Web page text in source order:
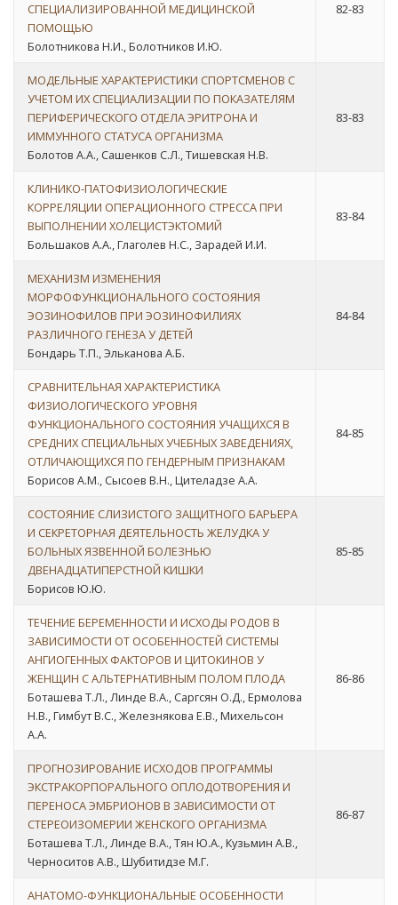
СПЕЦИАЛИЗИРОВАННОЙ МЕДИЦИНСКОЙ
ПОМОЩЬЮ
Болотникова Н.И., Болотников И.Ю.
82-83
МОДЕЛЬНЫЕ ХАРАКТЕРИСТИКИ СПОРТСМЕНОВ С
УЧЕТОМ ИХ СПЕЦИАЛИЗАЦИИ ПО ПОКАЗАТЕЛЯМ
ПЕРИФЕРИЧЕСКОГО ОТДЕЛА ЭРИТРОНА И
ИММУННОГО СТАТУСА ОРГАНИЗМА
Болотов А.А., Сашенков С.Л., Тишевская Н.В.
83-83
КЛИНИКО-ПАТОФИЗИОЛОГИЧЕСКИЕ
КОРРЕЛЯЦИИ ОПЕРАЦИОННОГО СТРЕССА ПРИ
ВЫПОЛНЕНИИ ХОЛЕЦИСТЭКТОМИЙ
Большаков А.А., Глаголев Н.С., Зарадей И.И.
83-84
МЕХАНИЗМ ИЗМЕНЕНИЯ
МОРФОФУНКЦИОНАЛЬНОГО СОСТОЯНИЯ
ЭОЗИНОФИЛОВ ПРИ ЭОЗИНОФИЛИЯХ
РАЗЛИЧНОГО ГЕНЕЗА У ДЕТЕЙ
Бондарь Т.П., Эльканова А.Б.
84-84
СРАВНИТЕЛЬНАЯ ХАРАКТЕРИСТИКА
ФИЗИОЛОГИЧЕСКОГО УРОВНЯ
ФУНКЦИОНАЛЬНОГО СОСТОЯНИЯ УЧАЩИХСЯ В
СРЕДНИХ СПЕЦИАЛЬНЫХ УЧЕБНЫХ ЗАВЕДЕНИЯХ,
ОТЛИЧАЮЩИХСЯ ПО ГЕНДЕРНЫМ ПРИЗНАКАМ
Борисов А.М., Сысоев В.Н., Цителадзе А.А.
84-85
СОСТОЯНИЕ СЛИЗИСТОГО ЗАЩИТНОГО БАРЬЕРА
И СЕКРЕТОРНАЯ ДЕЯТЕЛЬНОСТЬ ЖЕЛУДКА У
БОЛЬНЫХ ЯЗВЕННОЙ БОЛЕЗНЬЮ
ДВЕНАДЦАТИПЕРСТНОЙ КИШКИ
Борисов Ю.Ю.
85-85
ТЕЧЕНИЕ БЕРЕМЕННОСТИ И ИСХОДЫ РОДОВ В
ЗАВИСИМОСТИ ОТ ОСОБЕННОСТЕЙ СИСТЕМЫ
АНГИОГЕННЫХ ФАКТОРОВ И ЦИТОКИНОВ У
ЖЕНЩИН С АЛЬТЕРНАТИВНЫМ ПОЛОМ ПЛОДА
Боташева Т.Л., Линде В.А., Саргсян О.Д., Ермолова
Н.В., Гимбут В.С., Железнякова Е.В., Михельсон
А.А.
86-86
ПРОГНОЗИРОВАНИЕ ИСХОДОВ ПРОГРАММЫ
ЭКСТРАКОРПОРАЛЬНОГО ОПЛОДОТВОРЕНИЯ И
ПЕРЕНОСА ЭМБРИОНОВ В ЗАВИСИМОСТИ ОТ
СТЕРЕОИЗОМЕРИИ ЖЕНСКОГО ОРГАНИЗМА
Боташева Т.Л., Линде В.А., Тян Ю.А., Кузьмин А.В.,
Черноситов А.В., Шубитидзе М.Г.
86-87
АНАТОМО-ФУНКЦИОНАЛЬНЫЕ ОСОБЕННОСТИ